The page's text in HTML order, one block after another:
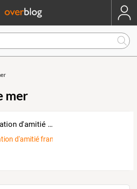
mer
Association d'amitié franco-coréenne
d'amitié franco-coréenne